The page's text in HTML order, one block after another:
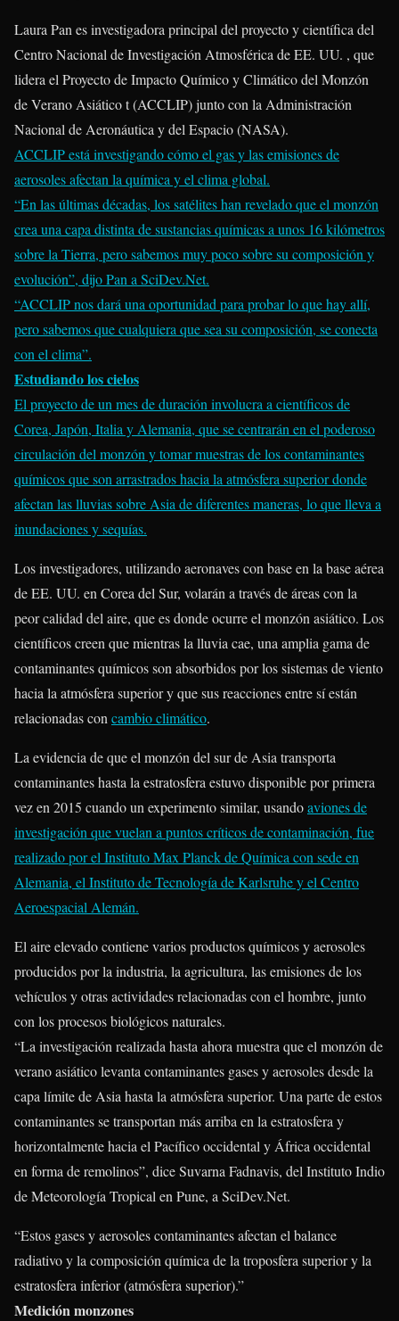
Laura Pan es investigadora principal del proyecto y científica del
Centro Nacional de Investigación Atmosférica de EE. UU. , que
lidera el Proyecto de Impacto Químico y Climático del Monzón
de Verano Asiático t (ACCLIP) junto con la Administración
Nacional de Aeronáutica y del Espacio (NASA).
ACCLIP está investigando cómo el gas ylas emisiones de
aerosolesafectan la química y el clima global.
“En las últimas décadas, los satélites han revelado que el monzón
crea una capa distinta de sustancias químicas a unos 16 kilómetros
sobre la Tierra, pero sabemos muy poco sobre su composición y
evolución”, dijo Pan a SciDev.Net.
“ACCLIP nos dará una oportunidad para probar lo que hay allí,
pero sabemos que cualquiera que sea su composición, se conecta
con el clima”.
Estudiando los cielos
El proyecto de un mes de duración involucra a científicos de
Corea, Japón, Italia y Alemania, que se centrarán en el poderoso
circulación del monzón y tomar muestras de los contaminantes
químicosque son arrastrados hacia la atmósfera superior donde
afectan las lluvias sobre Asia de diferentes maneras, lo que lleva a
inundaciones y sequías.
Los investigadores, utilizando aeronaves con base en la base aérea
de EE. UU. en Corea del Sur, volarán a través de áreas con la
peor calidad del aire, que es donde ocurre el monzón asiático. Los
científicos creen que mientras la lluvia cae, una amplia gama de
contaminantes químicos son absorbidos por los sistemas de viento
hacia la atmósfera superior y que sus reacciones entre sí están
relacionadas con cambio climático.
La evidencia de que el monzón del sur de Asia transporta
contaminantes hasta la estratosfera estuvo disponible por primera
vez en 2015 cuando un experimento similar, usandoaviones de
investigación que vuelan a puntos críticos de contaminación, fue
realizado por el Instituto Max Planck de Química con sede en
Alemania, el Instituto de Tecnología de Karlsruhe y el Centro
Aeroespacial Alemán.
El aire elevado contiene varios productos químicos y aerosoles
producidos por la industria, la agricultura, las emisiones de los
vehículos y otras actividades relacionadas con el hombre, junto
con los procesos biológicos naturales.
“La investigación realizada hasta ahora muestra que el monzón de
verano asiático levanta contaminantes gases y aerosoles desde la
capa límite de Asia hasta la atmósfera superior. Una parte de estos
contaminantes se transportan más arriba en la estratosfera y
horizontalmente hacia el Pacífico occidental y África occidental
en forma de remolinos”, dice Suvarna Fadnavis, del Instituto Indio
de Meteorología Tropical en Pune, a SciDev.Net.
“Estos gases y aerosoles contaminantes afectan el balance
radiativo y la composición química de la troposfera superior y la
estratosfera inferior (atmósfera superior).”
Medición monzones